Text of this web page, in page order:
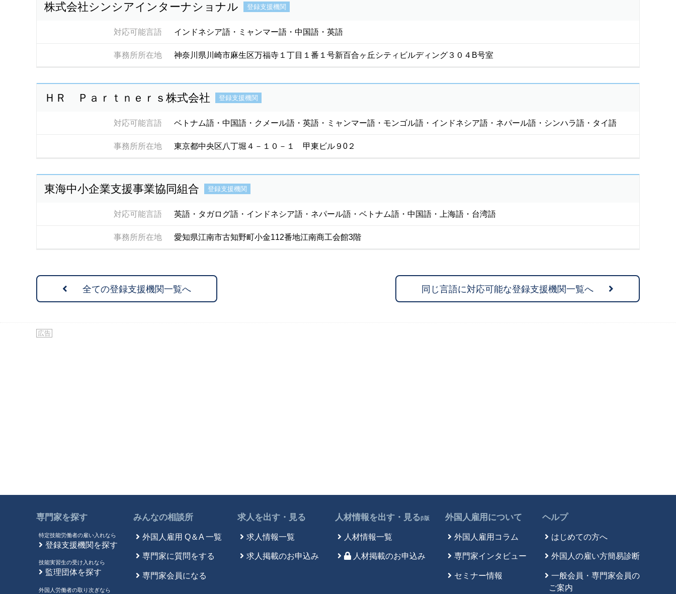
株式会社シンシアインターナショナル 登録支援機関
対応可能言語 インドネシア語・ミャンマー語・中国語・英語
事務所所在地 神奈川県川崎市麻生区万福寺１丁目１番１号新百合ヶ丘シティビルディング３０４B号室
ＨＲ Ｐａｒｔｎｅｒｓ株式会社 登録支援機関
対応可能言語 ベトナム語・中国語・クメール語・英語・ミャンマー語・モンゴル語・インドネシア語・ネパール語・シンハラ語・タイ語
事務所所在地 東京都中央区八丁堀４－１０－１ 甲東ビル９0２
東海中小企業支援事業協同組合 登録支援機関
対応可能言語 英語・タガログ語・インドネシア語・ネパール語・ベトナム語・中国語・上海語・台湾語
事務所所在地 愛知県江南市古知野町小金112番地江南商工会館3階
全ての登録支援機関一覧へ 同じ言語に対応可能な登録支援機関一覧へ
広告
専門家を探す
特定技能労働者の雇い入れなら
登録支援機関を探す
技能実習生の受け入れなら
監理団体を探す
外国人労働者の取り次ぎなら
みんなの相談所
外国人雇用 Q＆A 一覧
専門家に質問をする
専門家会員になる
求人を出す・見る
求人情報一覧
求人掲載のお申込み
人材情報を出す・見るβ版
人材情報一覧
人材掲載のお申込み
外国人雇用について
外国人雇用コラム
専門家インタビュー
セミナー情報
ヘルプ
はじめての方へ
外国人の雇い方簡易診断
一般会員・専門家会員の
ご案内